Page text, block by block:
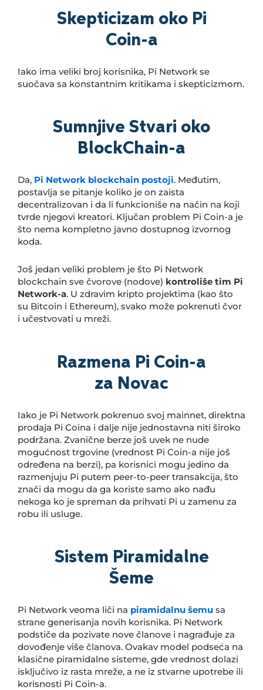
Skepticizam oko Pi
Coin-a
Iako ima veliki broj korisnika, Pi Network se
suočava sa konstantnim kritikama i skepticizmom.
Sumnjive Stvari oko
BlockChain-a
Da, Pi Network blockchain postoji. Međutim,
postavlja se pitanje koliko je on zaista
decentralizovan i da li funkcioniše na način na koji
tvrde njegovi kreatori. Ključan problem Pi Coin-a je
što nema kompletno javno dostupnog izvornog
koda.
Još jedan veliki problem je što Pi Network
blockchain sve čvorove (nodove) kontroliše tim Pi
Network-a. U zdravim kripto projektima (kao što
su Bitcoin i Ethereum), svako može pokrenuti čvor
i učestvovati u mreži.
Razmena Pi Coin-a
za Novac
Iako je Pi Network pokrenuo svoj mainnet, direktna
prodaja Pi Coina i dalje nije jednostavna niti široko
podržana. Zvanične berze još uvek ne nude
mogućnost trgovine (vrednost Pi Coin-a nije još
određena na berzi), pa korisnici mogu jedino da
razmenjuju Pi putem peer-to-peer transakcija, što
znači da mogu da ga koriste samo ako nađu
nekoga ko je spreman da prihvati Pi u zamenu za
robu ili usluge.
Sistem Piramidalne
Šeme
Pi Network veoma liči na piramidalnu šemu sa
strane generisanja novih korisnika. Pi Network
podstiče da pozivate nove članove i nagrađuje za
dovođenje više članova. Ovakav model podseća na
klasične piramidalne sisteme, gde vrednost dolazi
isključivo iz rasta mreže, a ne iz stvarne upotrebe ili
korisnosti Pi Coin-a.